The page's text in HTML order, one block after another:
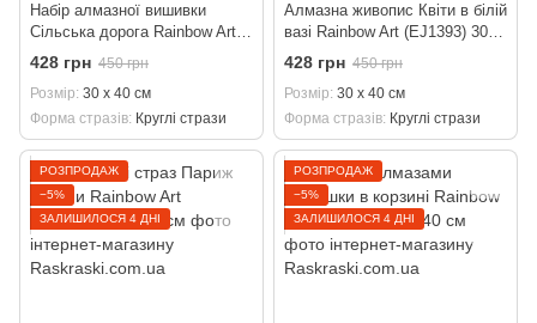
Набір алмазної вишивки
Сільська дорога Rainbow Art
(EJ1404) 30 х 40 см
428 грн 450 грн
Розмір 30 х 40 см
Форма стразів Круглі стрази
Алмазна живопис Квіти в білій
вазі Rainbow Art (EJ1393) 30 х
40 см
428 грн 450 грн
Розмір 30 х 40 см
Форма стразів Круглі стрази
РОЗПРОДАЖ
−5%
ЗАЛИШИЛОСЯ 4 ДНІ
РОЗПРОДАЖ
−5%
ЗАЛИШИЛОСЯ 4 ДНІ